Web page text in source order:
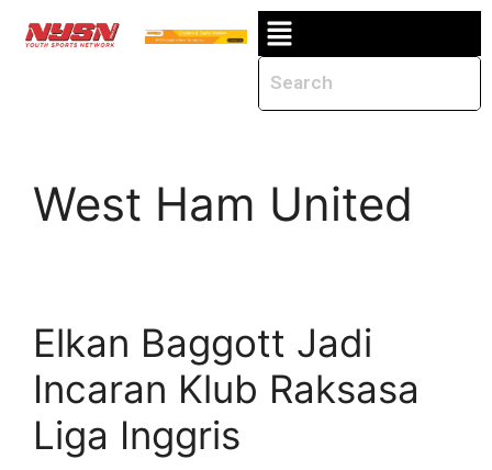
West Ham United
Elkan Baggott Jadi
Incaran Klub Raksasa
Liga Inggris